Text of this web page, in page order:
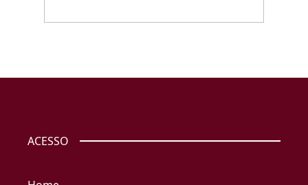
ACESSO